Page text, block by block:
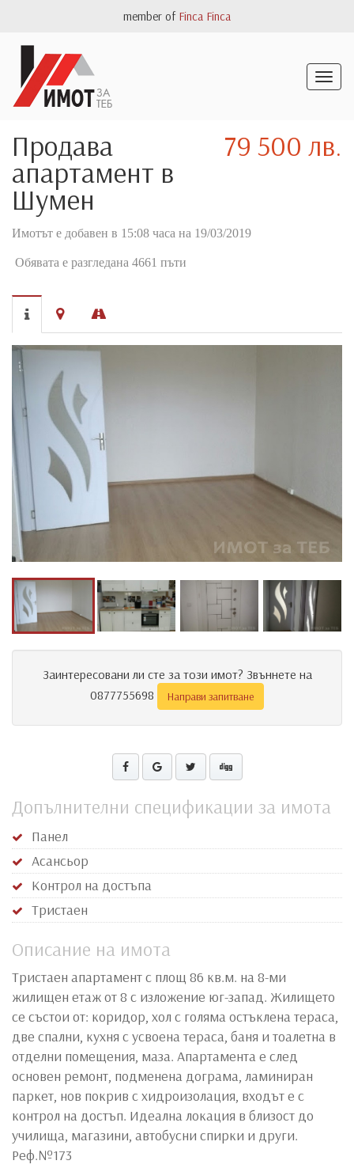
member of Finca Finca
79 500 лв.
Продава
апартамент в
Шумен
Имотът е добавен в 15:08 часа на 19/03/2019
Обявата е разгледана 4661 пъти
Заинтересовани ли сте за този имот? Звъннете на
0877755698
Направи запитване
Допълнителни спецификации за имота
Панел
Асансьор
Контрол на достъпа
Тристаен
Описание на имота
Тристаен апартамент с площ 86 кв.м. на 8-ми
жилищен етаж от 8 с изложение юг-запад. Жилището
се състои от: коридор, хол с голяма остъклена тераса,
две спални, кухня с усвоена тераса, баня и тоалетна в
отделни помещения, маза. Апартамента е след
основен ремонт, подменена дограма, ламиниран
паркет, нов покрив с хидроизолация, входът е с
контрол на достъп. Идеална локация в близост до
училища, магазини, автобусни спирки и други.
Реф.№173